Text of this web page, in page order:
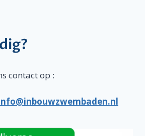
contact op :